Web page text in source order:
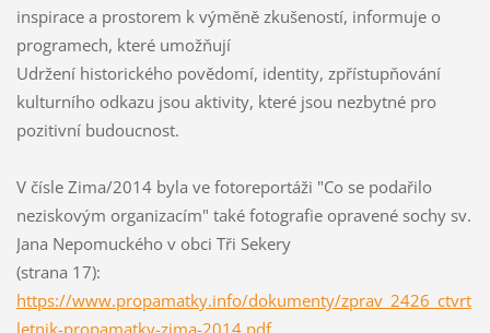
inspirace a prostorem k výměně zkušeností, informuje o
programech, které umožňují
Udržení historického povědomí, identity, zpřístupňování
kulturního odkazu jsou aktivity, které jsou nezbytné pro
pozitivní budoucnost.
V čísle Zima/2014 byla ve fotoreportáži "Co se podařilo
neziskovým organizacím" také fotografie opravené sochy sv.
Jana Nepomuckého v obci Tři Sekery
(strana 17):
https://www.propamatky.info/dokumenty/zprav_2426_ctvrt
letnik-propamatky-zima-2014.pdf